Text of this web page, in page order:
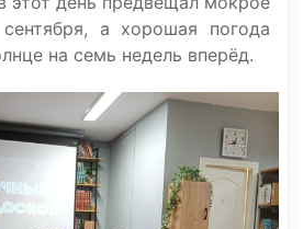
а хорошая погода
на семь недель вперёд.